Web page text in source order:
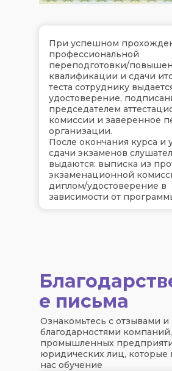
При успешном
профессиональной
переподготовки/
квалификации и сдачи
теста сотруднику
удостоверение,
председателем
комиссии и заверенное
организации.
После окончания курса и
сдачи экзаменов
выдаются: выписка из
экзаменационной
диплом/удостоверение в
зависимости от
е письма
Ознакомьтесь с отзывами и
благодарностями компаний,
промышленных
юридических лиц, которые
нас обучение